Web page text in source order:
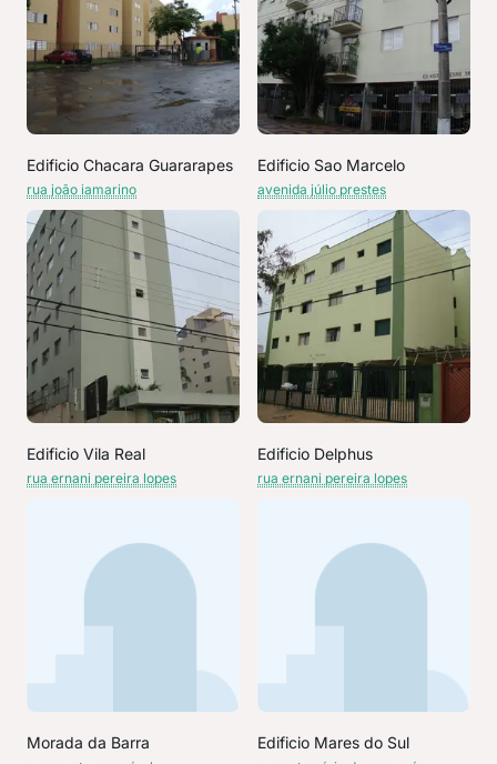
Edificio Chacara Guararapes
rua joão iamarino
Edificio Sao Marcelo
avenida júlio prestes
Edificio Vila Real
rua ernani pereira lopes
Edificio Delphus
rua ernani pereira lopes
Morada da Barra Edificio Mares do Sul